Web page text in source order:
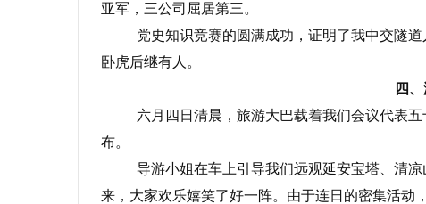
亚军，三公司屈居第三。
党史知识竞赛的圆满成功，证明了我中交隧
卧虎后继有人。
四
六月四日清晨，旅游大巴载着我们会议代表
布。
导游小姐在车上引导我们远观延安宝塔、清
来，大家欢乐嬉笑了好一阵。由于连日的密集活动